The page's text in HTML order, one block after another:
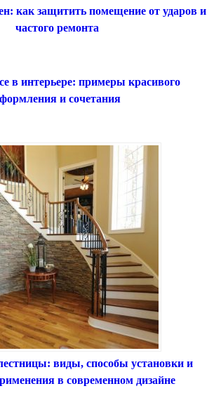
как защитить помещение от ударов и
частого ремонта
в интерьере: примеры красивого
и сочетания
виды, способы установки и
в современном дизайне